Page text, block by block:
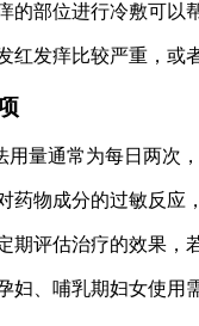
的部位进行冷敷可以
红发痒比较严重，或
用量通常为每日两次
药物成分的过敏反应
期评估治疗的效果，
妇、哺乳期妇女使用